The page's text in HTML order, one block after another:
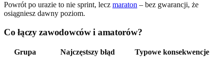
Powrót po urazie to nie sprint, lecz maraton – bez gwarancji, że
osiągniesz dawny poziom.
Co łączy zawodowców i amatorów?
Grupa Najczęstszy błąd
Typowe konsekwencje